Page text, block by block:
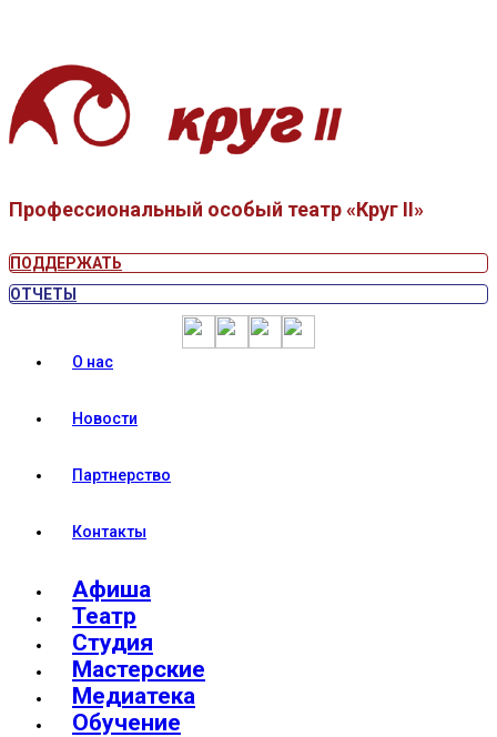
Профессиональный особый театр «Круг II»
ПОДДЕРЖАТЬ
ОТЧЕТЫ
О нас
Новости
Партнерство
Контакты
Афиша
Театр
Студия
Мастерские
Медиатека
Обучение